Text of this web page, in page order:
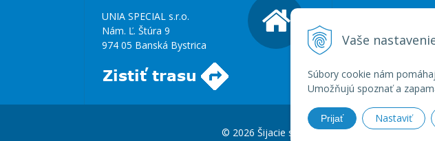
Vaše
Súbory cookie nám
Umožňujú spoznať a
Prijať Nastaviť
UNIA SPECIAL s.r.o.
Nám. Ľ. Štúra 9
974 05 Banská Bystrica
© 2026 Šijacie stroje - uniaspecial.sk •tvorba